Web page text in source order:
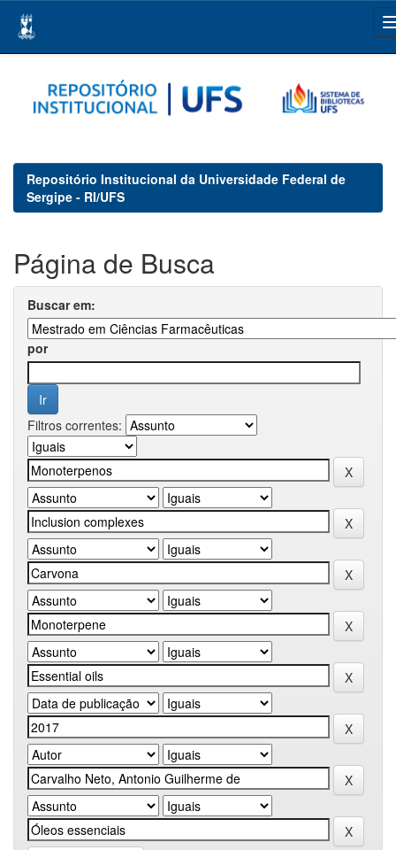
navigation
Repositório Institucional da Universidade Federal de
Sergipe - RI/UFS
Página de Busca
Buscar em:
por
Filtros correntes: